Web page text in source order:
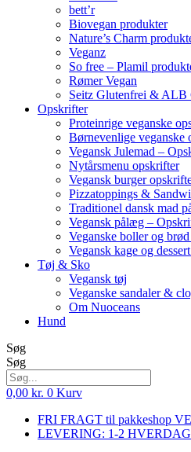
bett’r
Biovegan produkter
Nature’s Charm
Veganz
So free – Plamil
Rømer Vegan
Seitz Glutenfrei &
Opskrifter
Proteinrige veganske
Børnevenlige veganske
Vegansk Julemad –
Nytårsmenu opskrifter
Vegansk burger
Pizzatoppings &
Traditionel dansk mad
Vegansk pålæg –
Veganske boller og
Vegansk kage og
Tøj & Sko
Vegansk tøj
Veganske sandaler &
Om Nuoceans
Hund
Søg
Søg
0,00 kr. 0 Kurv
FRI FRAGT til pakkeshop
LEVERING: 1-2